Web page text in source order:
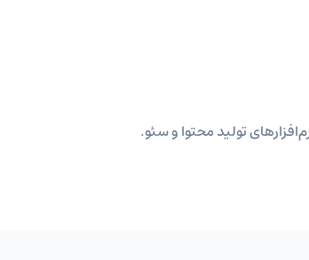
تولید محتوا و سئو.